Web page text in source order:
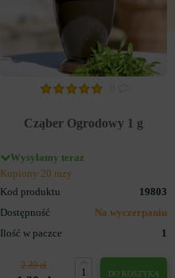
Cząber Ogrodowy 1 g
Wysyłamy teraz
Kupiony 20 razy
Kod produktu
19803
Dostępność
Na wyczerpaniu
Ilość w paczce
1
2.39 zł
DO KOSZYKA